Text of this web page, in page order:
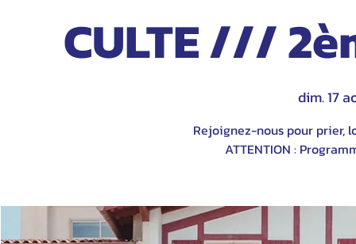
CULTE ///
dim. 17
Rejoignez-nous pour prier,
ATTENTION :